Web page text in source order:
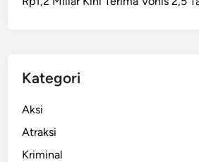
Kategori
Aksi
Atraksi
Kriminal